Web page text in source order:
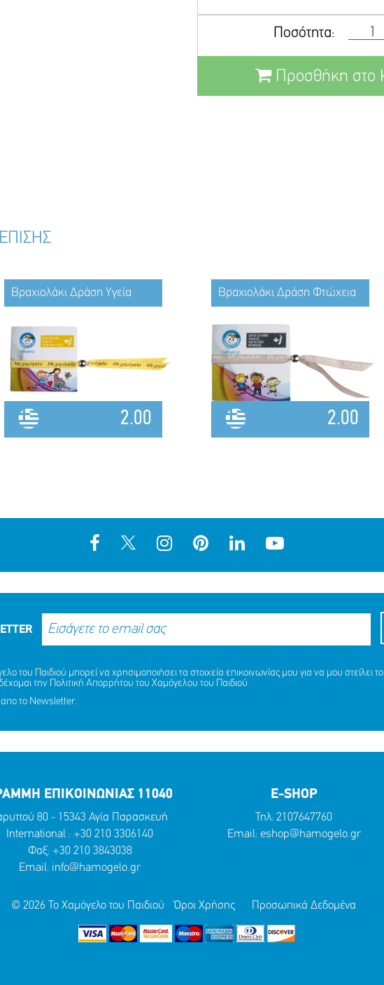
Ποσότητα:
Προσθήκη στο
Βραχιολάκι Δράση Υγεία
2.00
Βραχιολάκι Δράση Φτώχεια
2.00
του Παιδιού μπορεί να χρησιμοποιήσει τα στοιχεία επικοινωνίας μου για να μου στείλει
την Πολιτική Απορρήτου του Χαμόγελου του Παιδιού
το Newsletter.
ΕΠΙΚΟΙΝΩΝΙΑΣ 11040
80 - 15343 Αγία Παρασκευή
International : +30 210 3306140
Φαξ: +30 210 3843038
Email: info@hamogelo.gr
E-SHOP
Τηλ: 2107647760
Email: eshop@hamogelo.gr
© 2026 Το Χαμόγελο του Παιδιού Όροι Χρήσης Προσωπικά Δεδομένα